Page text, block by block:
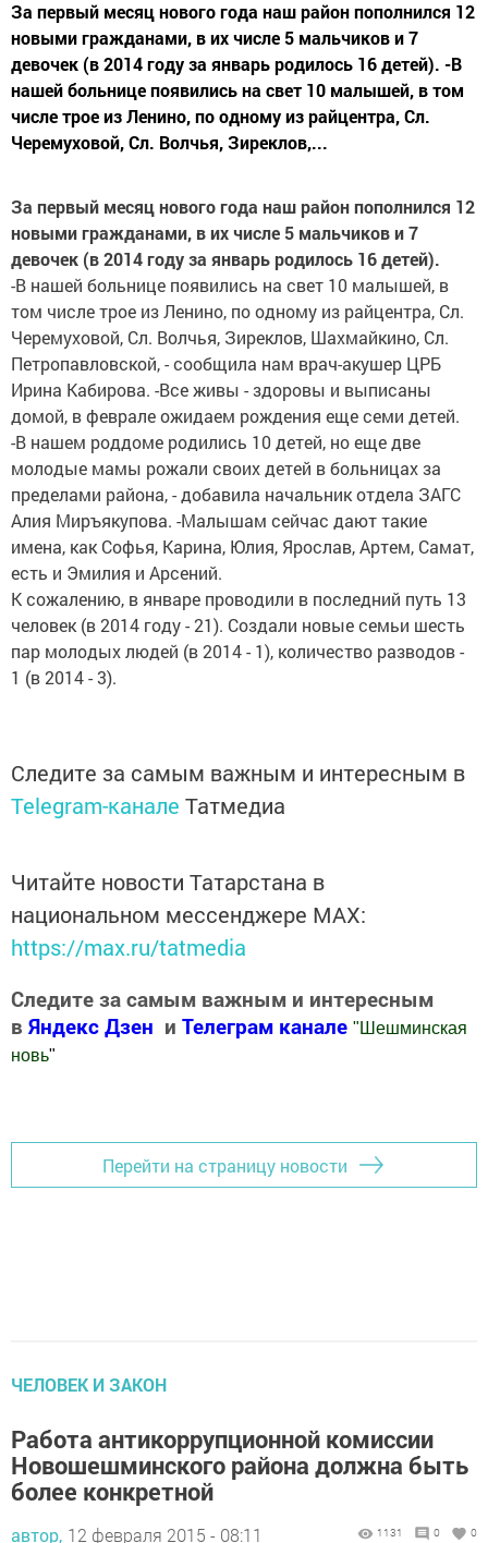
За первый месяц нового года наш район пополнился 12
новыми гражданами, в их числе 5 мальчиков и 7
девочек (в 2014 году за январь родилось 16 детей). -В
нашей больнице появились на свет 10 малышей, в том
числе трое из Ленино, по одному из райцентра, Сл.
Черемуховой, Сл. Волчья, Зиреклов,...
За первый месяц нового года наш район пополнился 12
новыми гражданами, в их числе 5 мальчиков и 7
девочек (в 2014 году за январь родилось 16 детей).
-В нашей больнице появились на свет 10 малышей, в
том числе трое из Ленино, по одному из райцентра, Сл.
Черемуховой, Сл. Волчья, Зиреклов, Шахмайкино, Сл.
Петропавловской, - сообщила нам врач-акушер ЦРБ
Ирина Кабирова. -Все живы - здоровы и выписаны
домой, в феврале ожидаем рождения еще семи детей.
-В нашем роддоме родились 10 детей, но еще две
молодые мамы рожали своих детей в больницах за
пределами района, - добавила начальник отдела ЗАГС
Алия Миръякупова. -Малышам сейчас дают такие
имена, как Софья, Карина, Юлия, Ярослав, Артем, Самат,
есть и Эмилия и Арсений.
К сожалению, в январе проводили в последний путь 13
человек (в 2014 году - 21). Создали новые семьи шесть
пар молодых людей (в 2014 - 1), количество разводов -
1 (в 2014 - 3).
Следите за самым важным и интересным в
Telegram-канале Татмедиа
Читайте новости Татарстана в
национальном мессенджере MАХ:
https://max.ru/tatmedia
Следите за самым важным и интересным
в Яндекс Дзен и Телеграм канале " Шешминская
новь"
Перейти на страницу новости
ЧЕЛОВЕК И ЗАКОН
Работа антикоррупционной комиссии
Новошешминского района должна быть
более конкретной
автор, 12 февраля 2015 - 08:11 1131 0 0